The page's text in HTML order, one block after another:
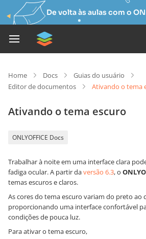
De volta às aulas com o
Home Docs
Guias do usuário
Editor de documentos
Ativando o tema
Ativando o tema escuro
ONLYOFFICE Docs
Trabalhar à noite em uma interface clara
fadiga ocular. A partir daversão 6.3, o
temas escuros e claros.
As cores do tema escuro variam do preto ao
proporcionando uma interface confortável
condições de pouca luz.
Para ativar o tema escuro,